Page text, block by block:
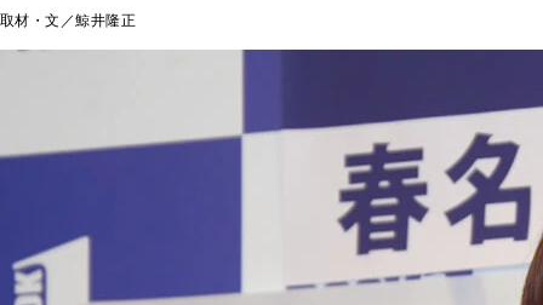
取材・文／鯨井隆正